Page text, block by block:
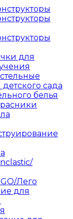
для
сада
белья
Лего
для